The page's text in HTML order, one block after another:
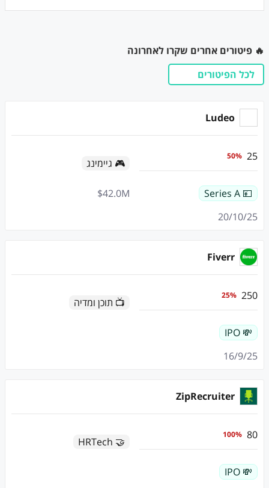
🔥 פיטורים אחרים שקרו לאחרונה
לכל הפיטורים
Ludeo
25
%
50
🎮 גיימינג
💴 Series A
M
42.0
$
20/10/25
Fiverr
250
%
25
📺 תוכן ומדיה
💸 IPO
16/9/25
ZipRecruiter
80
%
100
🤝 HRTech
💸 IPO